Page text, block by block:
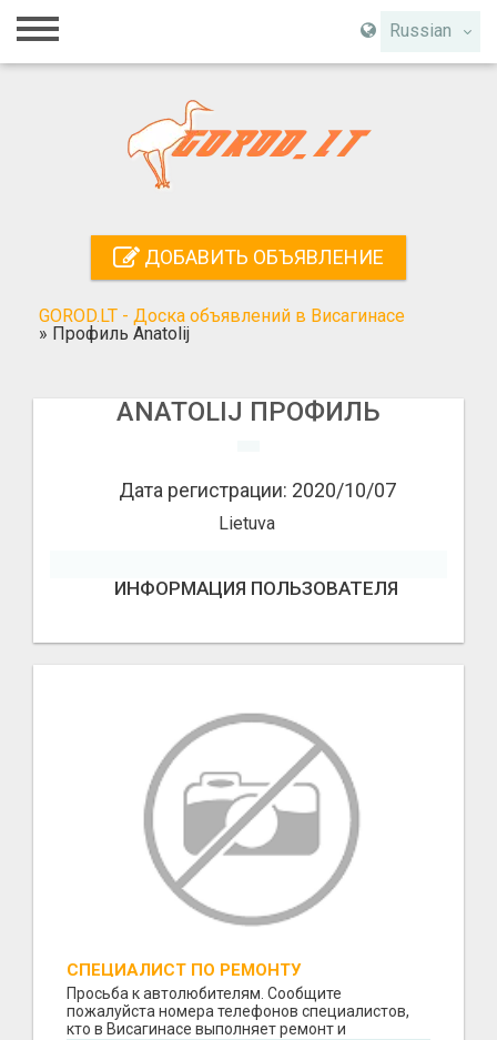
Russian
Главная
Регистрация
Поиск
ДОБАВИТЬ ОБЪЯВЛЕНИЕ
GOROD.LT - Доска объявлений в Висагинасе
» Профиль Anatolij
ANATOLIJ ПРОФИЛЬ
Дата регистрации: 2020/10/07
Lietuva
ИНФОРМАЦИЯ ПОЛЬЗОВАТЕЛЯ
СПЕЦИАЛИСТ ПО РЕМОНТУ
АЛЮМИНИЕВЫХ ТРУБОК
Просьба к автолюбителям. Сообщите
пожалуйста номера телефонов специалистов,
кто в Висагинасе выполняет ремонт и